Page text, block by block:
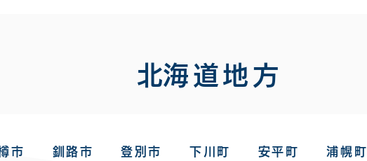
​北海道地方​
市 釧路市 登別市 下川町 安平町 浦幌